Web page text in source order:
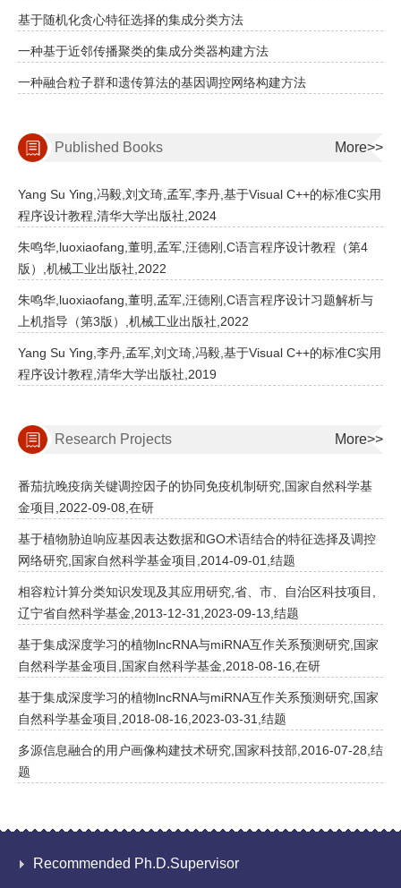
基于随机化贪心特征选择的集成分类方法
一种基于近邻传播聚类的集成分类器构建方法
一种融合粒子群和遗传算法的基因调控网络构建方法
Published Books More>>
Yang Su Ying,冯毅,刘文琦,孟军,李丹,基于Visual C++的标准C实用
程序设计教程,清华大学出版社,2024
朱鸣华,luoxiaofang,董明,孟军,汪德刚,C语言程序设计教程（第4
版）,机械工业出版社,2022
朱鸣华,luoxiaofang,董明,孟军,汪德刚,C语言程序设计习题解析与
上机指导（第3版）,机械工业出版社,2022
Yang Su Ying,李丹,孟军,刘文琦,冯毅,基于Visual C++的标准C实用
程序设计教程,清华大学出版社,2019
Research Projects More>>
番茄抗晚疫病关键调控因子的协同免疫机制研究,国家自然科学基
金项目,2022-09-08,在研
基于植物胁迫响应基因表达数据和GO术语结合的特征选择及调控
网络研究,国家自然科学基金项目,2014-09-01,结题
相容粒计算分类知识发现及其应用研究,省、市、自治区科技项目,
辽宁省自然科学基金,2013-12-31,2023-09-13,结题
基于集成深度学习的植物lncRNA与miRNA互作关系预测研究,国家
自然科学基金项目,国家自然科学基金,2018-08-16,在研
基于集成深度学习的植物lncRNA与miRNA互作关系预测研究,国家
自然科学基金项目,2018-08-16,2023-03-31,结题
多源信息融合的用户画像构建技术研究,国家科技部,2016-07-28,结
题
Recommended Ph.D.Supervisor